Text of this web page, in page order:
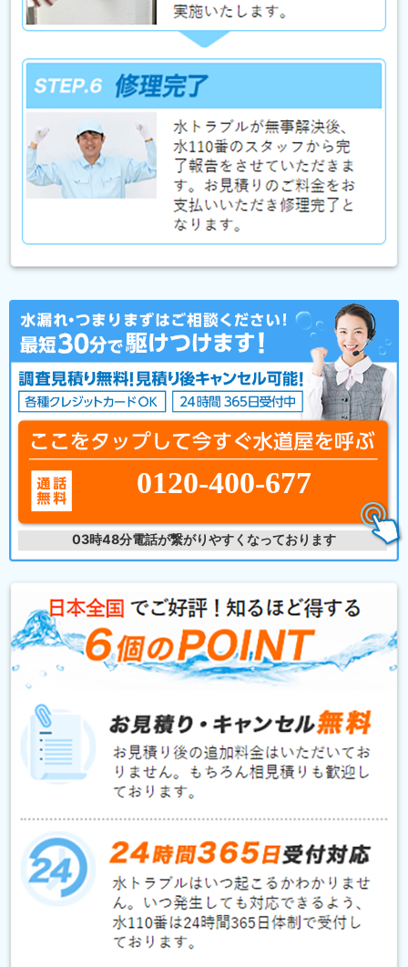
0120-400-677
03時48分電話が繋がりやすくなっております